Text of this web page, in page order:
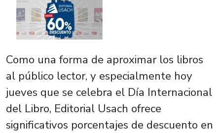
Como una forma de aproximar los libros
al público lector, y especialmente hoy
jueves que se celebra el Día Internacional
del Libro, Editorial Usach ofrece
significativos porcentajes de descuento en